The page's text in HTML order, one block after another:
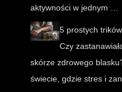
aktywności w jednym …
5 prostych
Czy
skórze zdrowego
świecie, gdzie stres i